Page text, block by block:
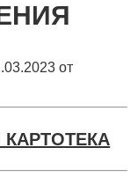
от